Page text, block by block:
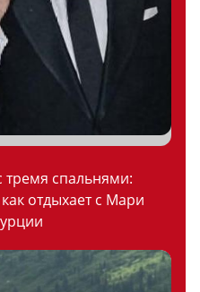
тремя спальнями:
отдыхает с Мари